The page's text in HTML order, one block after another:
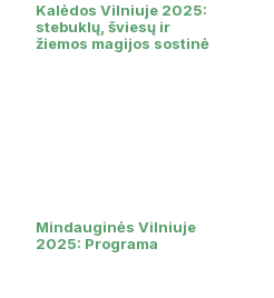
Kalėdos Vilniuje 2025:
stebuklų, šviesų ir
žiemos magijos sostinė
Mindauginės Vilniuje
2025: Programa